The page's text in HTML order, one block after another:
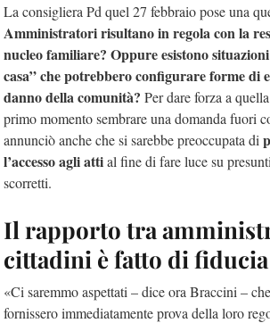
La consigliera Pd quel 27 febbraio pose una
Amministratori risultano in regola con la
nucleo familiare? Oppure esistono
casa” che potrebbero configurare forme di
danno della comunità? Per dare forza a
primo momento sembrare una domanda fuori
annunciò anche che si sarebbe preoccupata di
l’accesso agli attial fine di fare luce su
scorretti.
Il rapporto tra
cittadini è fatto di fiducia
«Ci saremmo aspettati – dice ora Braccini –
fornissero immediatamente prova della loro